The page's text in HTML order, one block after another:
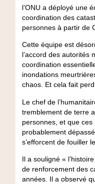
l’ONU a déployé une
coordination des
personnes à partir de
Cette équipe est
l’accord des autorités
coordination
inondations
chaos. Et cela fait
Le chef de
tremblement de terre
personnes, et que
probablement
s’efforcent de fouiller
Il a souligné «
de renforcement des
années. Il a observé